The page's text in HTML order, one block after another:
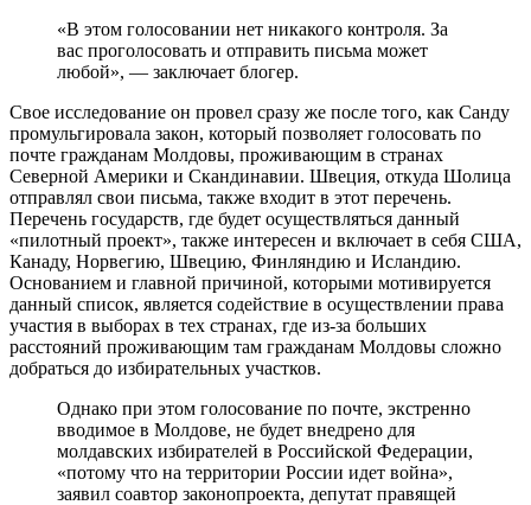
«В этом голосовании нет никакого контроля. За
вас проголосовать и отправить письма может
любой», — заключает блогер.
Свое исследование он провел сразу же после того, как Санду
промульгировала закон, который позволяет голосовать по
почте гражданам Молдовы, проживающим в странах
Северной Америки и Скандинавии. Швеция, откуда Шолица
отправлял свои письма, также входит в этот перечень.
Перечень государств, где будет осуществляться данный
«пилотный проект», также интересен и включает в себя США,
Канаду, Норвегию, Швецию, Финляндию и Исландию.
Основанием и главной причиной, которыми мотивируется
данный список, является содействие в осуществлении права
участия в выборах в тех странах, где из-за больших
расстояний проживающим там гражданам Молдовы сложно
добраться до избирательных участков.
Однако при этом голосование по почте, экстренно
вводимое в Молдове, не будет внедрено для
молдавских избирателей в Российской Федерации,
«потому что на территории России идет война»,
заявил соавтор законопроекта, депутат правящей